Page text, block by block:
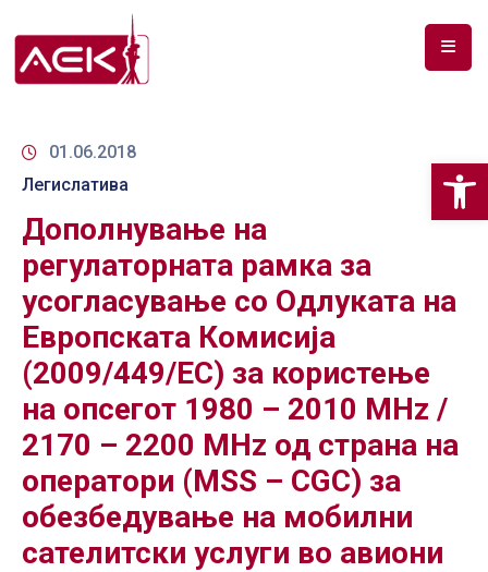
ЗА
ДОКУМЕНТИ
РФ
СПЕКТАР
ТЕЛЕКОМУНИКАЦИИ
АНАЛИЗА
НА
ПАЗАР
ГРИЖА
ЗА
КОРИСНИЦИ
01.06.2018
Легислатива
Дополнување на
регулаторната рамка за
усогласување со Одлуката на
Европската Комисија
(2009/449/EC) за користење
на опсегот 1980 – 2010 MHz /
2170 – 2200 MHz од страна на
оператори (MSS – CGC) за
обезбедување на мобилни
сателитски услуги во авиони